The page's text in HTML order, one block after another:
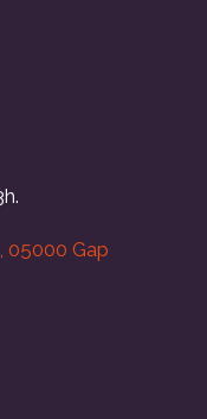
05000 Gap